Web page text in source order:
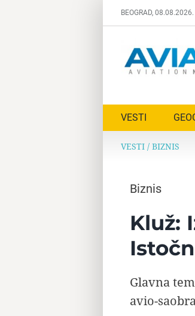
BEOGRAD, 08.08.2026.
VESTI
VESTI/ BIZNIS
Biznis
Kluž:
Glavna
avio-